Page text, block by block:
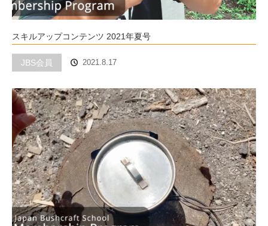
スキルアップコンテンツ 2021年夏号
JBS会員 2021.8.17